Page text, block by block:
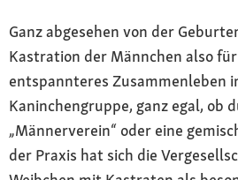
Ganz abgesehen von der
Kastration der Männchen also
entspannteres Zusammenleben
Kaninchengruppe, ganz egal, ob
„Männerverein“ oder eine
der Praxis hat sich die